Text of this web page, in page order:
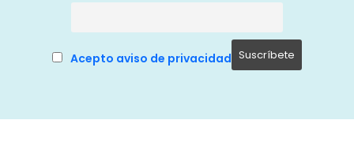
Acepto aviso de privacidad